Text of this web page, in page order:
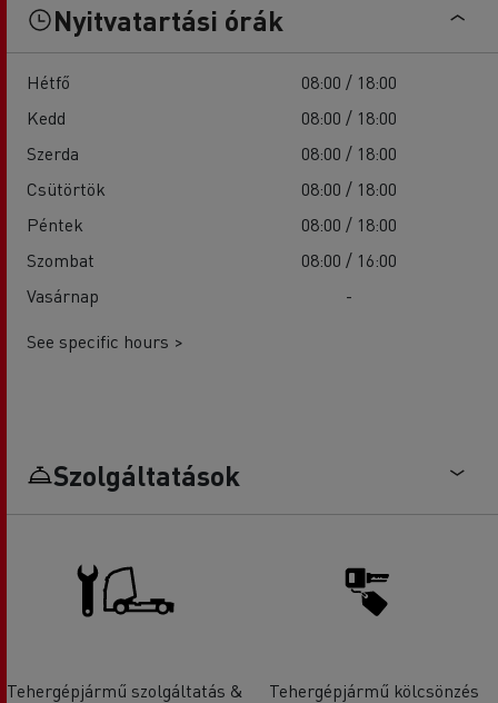
Nyitvatartási órák
Hétfő
08:00 / 18:00
Kedd
08:00 / 18:00
Szerda
08:00 / 18:00
Csütörtök
08:00 / 18:00
Péntek
08:00 / 18:00
Szombat
08:00 / 16:00
Vasárnap
-
See specific hours >
Szolgáltatások
Tehergépjármű szolgáltatás &
Tehergépjármű kölcsönzés